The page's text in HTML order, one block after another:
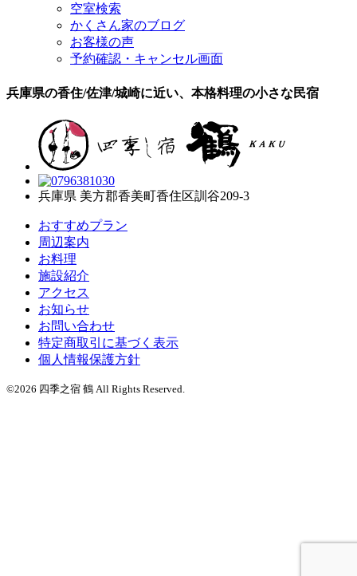
空室検索
かくさん家のブログ
お客様の声
予約確認・キャンセル画面
兵庫県の香住/佐津/城崎に近い、本格料理の小さな民宿
兵庫県 美方郡香美町香住区訓谷209-3
おすすめプラン
周辺案内
お料理
施設紹介
アクセス
お知らせ
お問い合わせ
特定商取引に基づく表示
個人情報保護方針
©2026 四季之宿 鶴 All Rights Reserved.